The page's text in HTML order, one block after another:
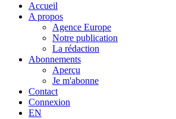
Accueil
A propos
Agence Europe
Notre publication
La rédaction
Abonnements
Aperçu
Je m'abonne
Contact
Connexion
EN